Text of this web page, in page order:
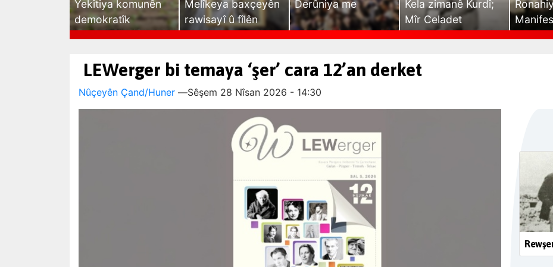
Yekîtiya komunên
demokratîk
Melîkeya baxçeyên
rawisayî û fîlên
Derûniya me
Kela zimanê Kurdî;
Mîr Celadet
LEWerger bi temaya ‘şer’ cara 12’an derket
Nûçeyên Çand/Huner —Sêşem 28 Nîsan 2026 - 14:30